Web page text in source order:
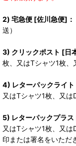
2) 宅急便 [佐川急便]：
送）
3) クリックポスト [日
枚、又はTシャツ1枚、
4) レターパックライト
又はTシャツ1枚、又
5) レターパックプラス
又はTシャツ1枚、又
印または署名をいただ